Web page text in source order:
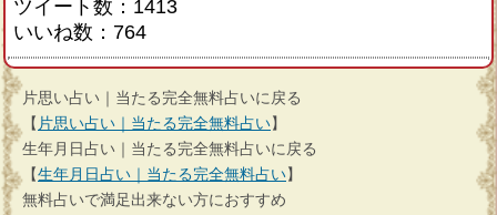
ツイート数：1413
いいね数：764
片思い占い｜当たる完全無料占いに戻る
【 片思い占い｜当たる完全無料占い】
生年月日占い｜当たる完全無料占いに戻る
【生年月日占い｜当たる完全無料占い】
無料占いで満足出来ない方におすすめ